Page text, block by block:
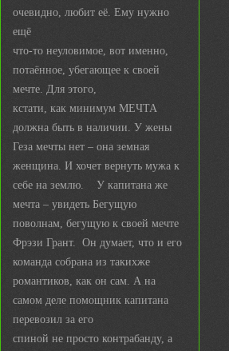
очевидно, любит её. Ему нужно
ещё
что-то неуловимое, вот именно,
потаённое, убегающее к своей
мечте. Для этого,
кстати, как минимум МЕЧТА
должна быть в наличии. У жены
Геза мечты нет – она земная
женщина. И хочет вернуть мужа к
себе на землю. У капитана же
мечта – увидеть Бегущую
поволнам, бегущую к своей мечте
Фрэзи Грант. Он думает, что и его
команда собрана из такихже
романтиков, как он сам. А на
самом деле помощник капитана
перевозил за его
спиной не просто контрабанду, а